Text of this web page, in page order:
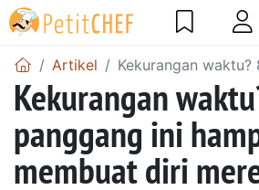
Artikel Kekurangan
Kekurangan
panggang ini
membuat diri